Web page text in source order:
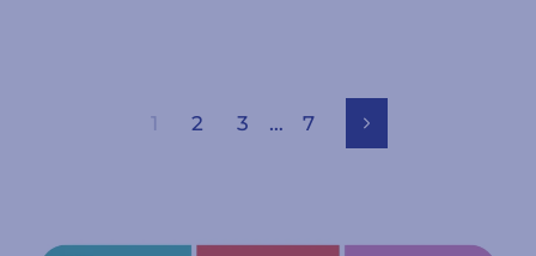
1 2 3 … 7 Siguiente